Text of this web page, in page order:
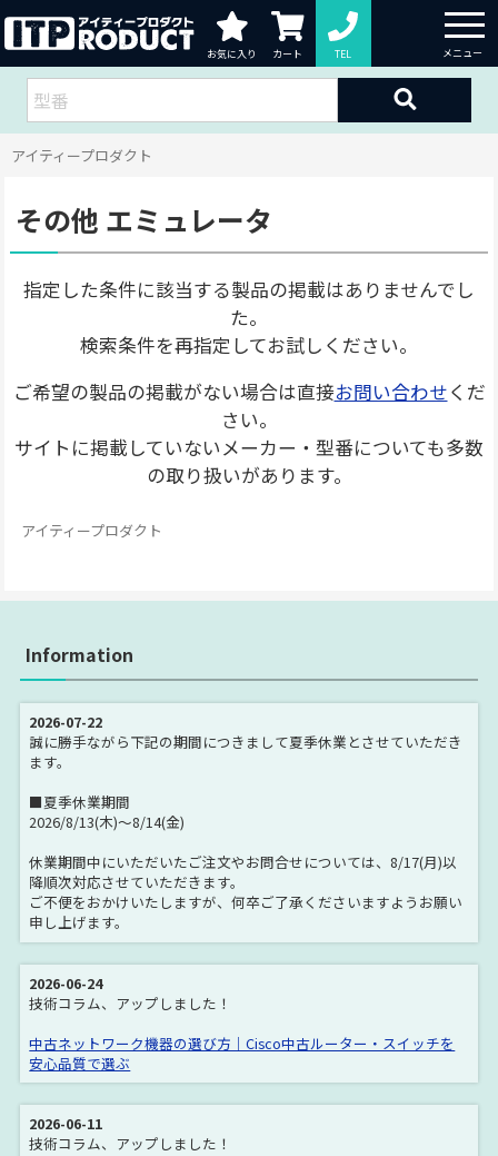
お気に入り カート TEL
アイティープロダクト
その他 エミュレータ
指定した条件に該当する製品の掲載はありませんでし
た。
検索条件を再指定してお試しください。
ご希望の製品の掲載がない場合は直接お問い合わせくだ
さい。
サイトに掲載していないメーカー・型番についても多数
の取り扱いがあります。
アイティープロダクト
Information
2026-07-22
誠に勝手ながら下記の期間につきまして夏季休業とさせていただき
ます。
■夏季休業期間
2026/8/13(木)～8/14(金)
休業期間中にいただいたご注文やお問合せについては、8/17(月)以
降順次対応させていただきます。
ご不便をおかけいたしますが、何卒ご了承くださいますようお願い
申し上げます。
2026-06-24
技術コラム、アップしました！
中古ネットワーク機器の選び方｜Cisco中古ルーター・スイッチを
安心品質で選ぶ
2026-06-11
技術コラム、アップしました！